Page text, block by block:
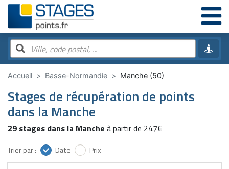
Accueil Basse-Normandie Manche (50)
Stages de récupération de points
dans la Manche
29 stages dans la Manche à partir de 247€
Trier par : Date Prix